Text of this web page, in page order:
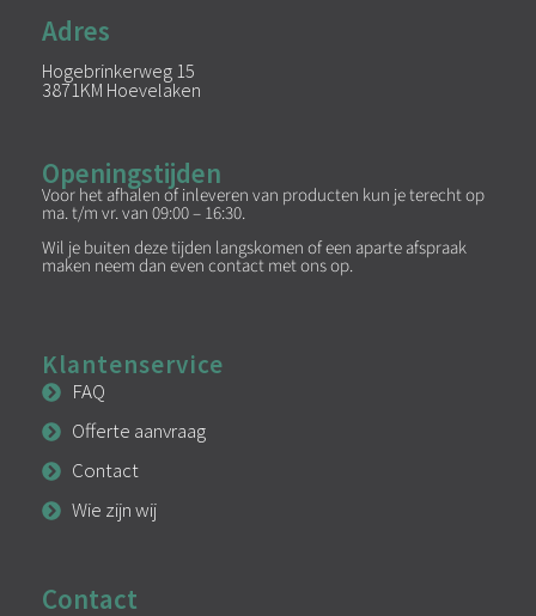
Adres
Hogebrinkerweg 15
3871KM Hoevelaken
Openingstijden
Voor het afhalen of inleveren van producten kun je terecht op
ma. t/m vr. van 09:00 – 16:30.
Wil je buiten deze tijden langskomen of een aparte afspraak
maken neem dan even contact met ons op.
Klantenservice
FAQ
Offerte aanvraag
Contact
Wie zijn wij
Contact